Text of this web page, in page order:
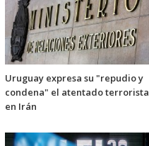
Uruguay expresa su "repudio y
condena" el atentado terrorista
en Irán